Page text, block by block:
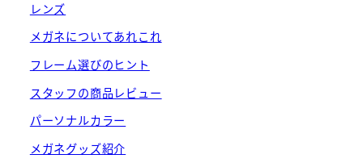
レンズ
メガネについてあれこれ
フレーム選びのヒント
スタッフの商品レビュー
パーソナルカラー
メガネグッズ紹介